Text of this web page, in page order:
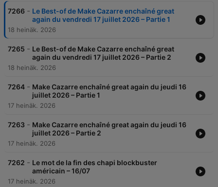
7266 - Le Best-of de Make Cazarre enchaîné great
again du vendredi 17 juillet 2026 – Partie 1
18 heinäk. 2026
7265 - Le Best-of de Make Cazarre enchaîné great
again du vendredi 17 juillet 2026 – Partie 2
18 heinäk. 2026
7264 - Make Cazarre enchaîné great again du jeudi 16
juillet 2026 – Partie 1
17 heinäk. 2026
7263 - Make Cazarre enchaîné great again du jeudi 16
juillet 2026 – Partie 2
17 heinäk. 2026
7262 - Le mot de la fin des chapi blockbuster
américain – 16/07
17 heinäk. 2026